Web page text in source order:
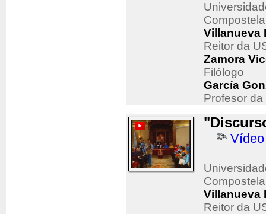
Compostela
Villanueva
Reitor da
Zamora
Filólogo
García
Profesor
Vídeo
Compostela
Villanueva
Reitor da